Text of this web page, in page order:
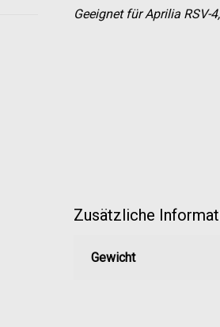
Geeignet für Aprilia RSV-
Zusätzliche
Gewicht